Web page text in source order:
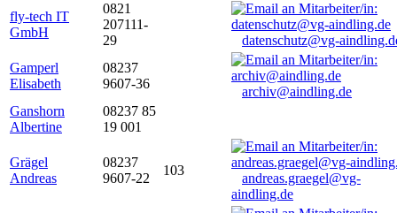
fly-tech IT
GmbH
0821
207111-
29
datenschutz@vg-
Gamperl
Elisabeth
08237
9607-36
archiv@aindling.de
Ganshorn
Albertine
08237 85
19 001
Grägel
Andreas
08237
9607-22
103
andreas.graegel@vg-
aindling.de